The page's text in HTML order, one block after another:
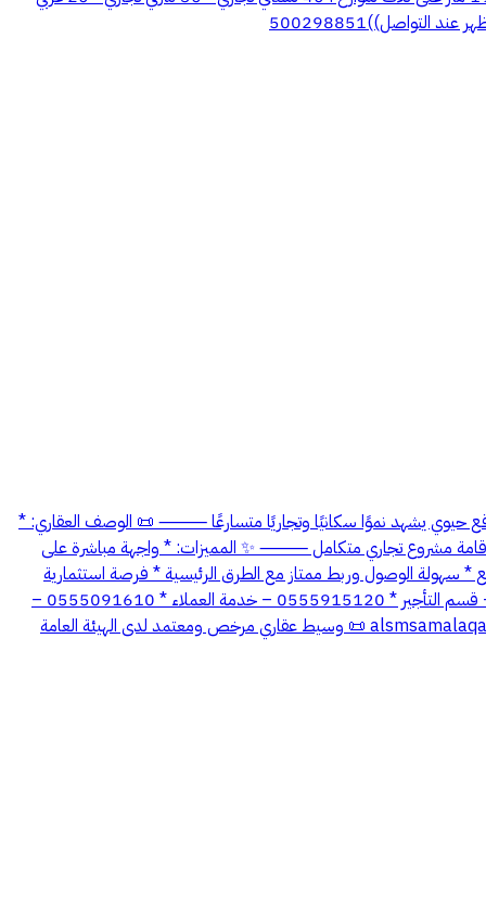
الموقع: مكة المكرمة – الشرائع (مخطط 4) 📌 على شارع 40 متر (واجهة جنوبية) 📍 موقع حيوي يشهد نموًا سكانيًا وتجاريًا متسارعًا ⸻ 📜 الوصف العقاري: *
2591 * رقم المخطط: 27 / 20 / 1 * الواجهة: جنوبية على شارع 40 متر * موقع مناسب لإقامة مشروع تجاري متكامل ⸻ ✨ المميزات: * واجهة مباشرة على
* سهولة الوصول وربط ممتاز مع الطرق الرئيسية * فرصة استثمارية
بعائد تشغيلي مجزي ⸻ السعر: 2,00,000 ريال ⸻ 📞 للتواصل والاستفسار: * 0555553980 – قسم البيع والاستثمار * 0554446779 – قسم التأجير * 0555915120 – خدمة العملاء * 0555091610 –
📢 قناة التليجرام: alsmsamalaqari 📜 وسيط عقاري مرخص ومعتمد لدى الهيئة العامة